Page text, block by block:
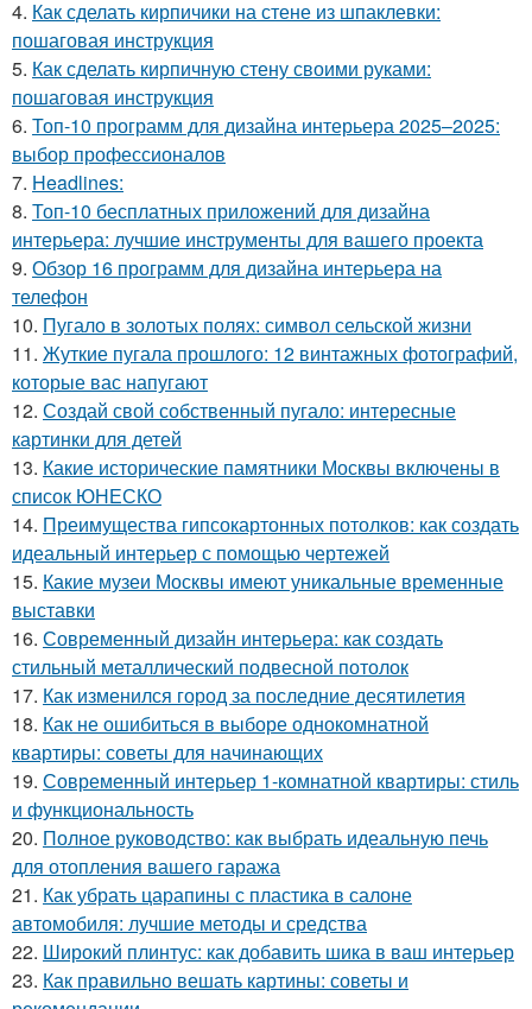
4. Как сделать кирпичики на стене из шпаклевки:
пошаговая инструкция
5. Как сделать кирпичную стену своими руками:
пошаговая инструкция
6. Топ-10 программ для дизайна интерьера 2025–2025:
выбор профессионалов
7. Headlines:
8. Топ-10 бесплатных приложений для дизайна
интерьера: лучшие инструменты для вашего проекта
9. Обзор 16 программ для дизайна интерьера на
телефон
10. Пугало в золотых полях: символ сельской жизни
11. Жуткие пугала прошлого: 12 винтажных фотографий,
которые вас напугают
12. Создай свой собственный пугало: интересные
картинки для детей
13. Какие исторические памятники Москвы включены в
список ЮНЕСКО
14. Преимущества гипсокартонных потолков: как создать
идеальный интерьер с помощью чертежей
15. Какие музеи Москвы имеют уникальные временные
выставки
16. Современный дизайн интерьера: как создать
стильный металлический подвесной потолок
17. Как изменился город за последние десятилетия
18. Как не ошибиться в выборе однокомнатной
квартиры: советы для начинающих
19. Современный интерьер 1-комнатной квартиры: стиль
и функциональность
20. Полное руководство: как выбрать идеальную печь
для отопления вашего гаража
21. Как убрать царапины с пластика в салоне
автомобиля: лучшие методы и средства
22. Широкий плинтус: как добавить шика в ваш интерьер
23. Как правильно вешать картины: советы и